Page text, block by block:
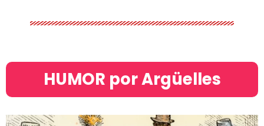
HUMOR por Argüelles​